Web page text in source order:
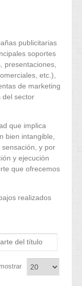
publicitarias
soportes
presentaciones,
etc.),
de marketing
del sector
que implica
bien intangible,
y por
y ejecución
que ofrecemos
realizados